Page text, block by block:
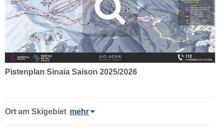
Pistenplan Sinaia Saison 2025/2026
Ort am Skigebiet mehr